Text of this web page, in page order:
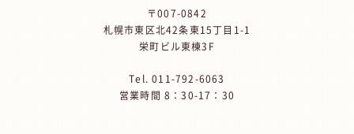
〒007-0842
札幌市東区北42条東15丁目1-1
栄町ビル東棟3F
Tel.011-792-6063
営業時間 8：30-17：30